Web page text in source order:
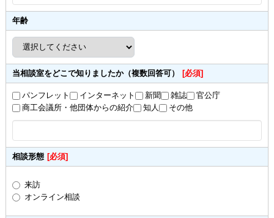
年齢
当相談室をどこで知りましたか（複数回答可） [必須]
パンフレット インターネット 新聞 雑誌
官公庁
商工会議所・他団体からの紹介
知人 その他
相談形態 [必須]
来訪
オンライン相談